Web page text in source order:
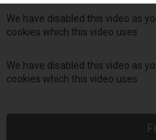
We have disabled this video as
cookies which this video uses
We have disabled this video as
cookies which this video uses